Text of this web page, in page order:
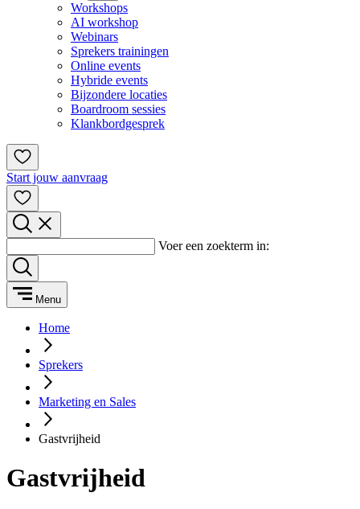
Workshops
AI workshop
Webinars
Sprekers trainingen
Online events
Hybride events
Bijzondere locaties
Boardroom sessies
Klankbordgesprek
Start jouw aanvraag
Voer een zoekterm in:
Menu
Home
Sprekers
Marketing en Sales
Gastvrijheid
Gastvrijheid